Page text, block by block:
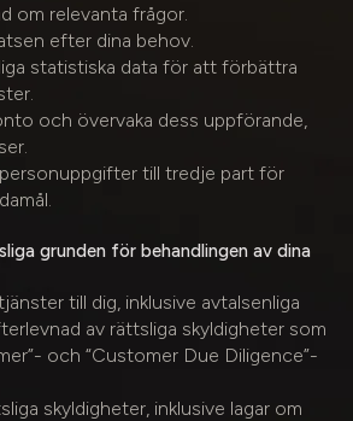
om relevanta frågor.
efter dina behov.
statistiska data för att förbättra
och övervaka dess uppförande,
till tredje part för
grunden för behandlingen av dina
till dig, inklusive avtalsenliga
av rättsliga skyldigheter som
och “Customer Due Diligence”-
skyldigheter, inklusive lagar om